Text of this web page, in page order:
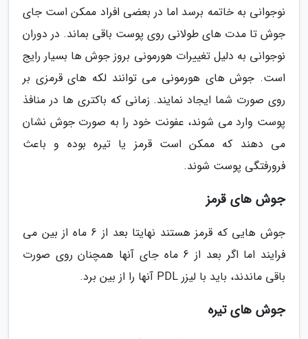
نوجوانی به خاتمه برسد اما در بعضی افراد ممکن است جای
جوش تا مدت های طولانی روی پوست باقی بماند. در دوران
نوجوانی به دلیل تغییرات هورمونی بروز جوش ها بسیار رایج
است. جوش های هورمونی می توانند لکه های قرمزی بر
روی صورت شما ایجاد نمایند. زمانی که باکتری ها در منافذ
پوست وارد می شوند، عفونت خود را به صورت جوش نشان
می دهند که ممکن است قرمز یا تیره بوده و باعث
فرورفتگی پوست شوند.
جوش های قرمز
جوش هایی که قرمز هستند نهایتا بعد از 6 ماه از بین می
فرایند اما اگر بعد از 6 ماه جای آنها همچنان روی صورت
باقی ماندند، باید با لیزر PDL آنها را از بین برد.
جوش های تیره